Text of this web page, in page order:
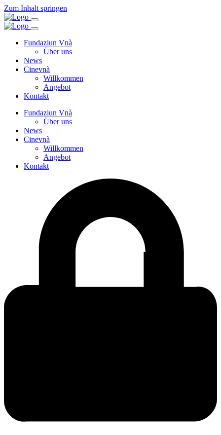
Zum Inhalt springen
Fundaziun Vnà
Über uns
News
Cinevnà
Willkommen
Angebot
Kontakt
Fundaziun Vnà
Über uns
News
Cinevnà
Willkommen
Angebot
Kontakt